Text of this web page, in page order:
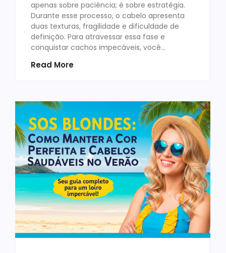
apenas sobre paciência; é sobre estratégia.
Durante esse processo, o cabelo apresenta
duas texturas, fragilidade e dificuldade de
definição. Para atravessar essa fase e
conquistar cachos impecáveis, você…
Read More